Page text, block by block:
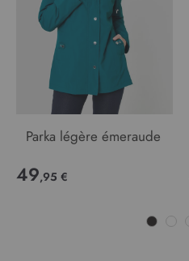
Parka légère émeraude
49,95 €